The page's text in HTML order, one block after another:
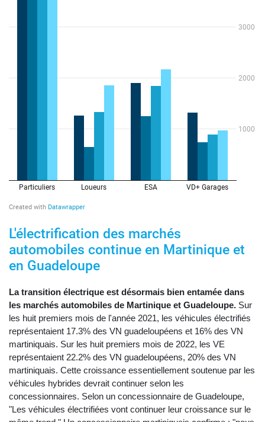
L'électrification des marchés
automobiles continue en Martinique et
en Guadeloupe
La transition électrique est désormais bien entamée dans
les marchés automobiles de Martinique et Guadeloupe. Sur
les huit premiers mois de l'année 2021, les véhicules électrifiés
représentaient 17.3% des VN guadeloupéens et 16% des VN
martiniquais. Sur les huit premiers mois de 2022, les VE
représentaient 22.2% des VN guadeloupéens, 20% des VN
martiniquais. Cette croissance essentiellement soutenue par les
véhicules hybrides devrait continuer selon les
concessionnaires. Selon un concessionnaire de Guadeloupe,
"Les véhicules électrifiées vont continuer leur croissance sur le